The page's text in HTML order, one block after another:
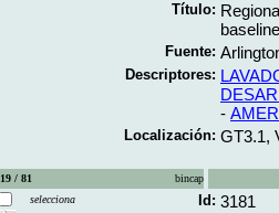
Título:
Fuente:
Descriptores:
-
Localización: GT3.1,
19 / 81
bincap
selecciona
Id: 3181